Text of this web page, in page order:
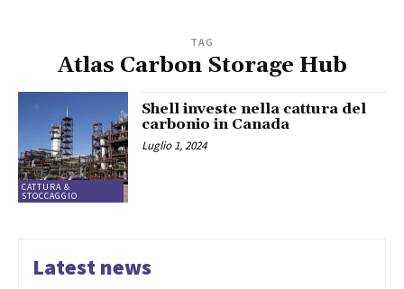
TAG
Atlas Carbon Storage Hub
CATTURA &
STOCCAGGIO
Shell investe nella cattura del
carbonio in Canada
Luglio 1, 2024
Latest news